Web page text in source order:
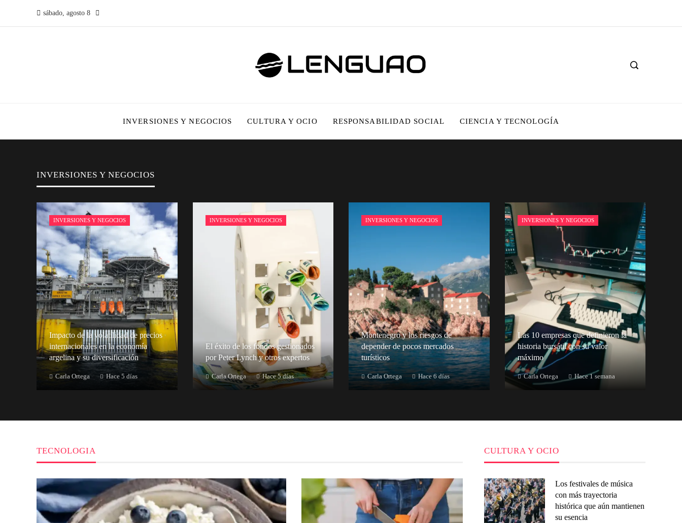
sábado, agosto 8
INVERSIONES Y NEGOCIOS CULTURA Y OCIO RESPONSABILIDAD SOCIAL CIENCIA Y TECNOLOGÍA
INVERSIONES Y NEGOCIOS
INVERSIONES Y NEGOCIOS
Impacto de la volatilidad de precios
internacionales en la economía
argelina y su diversificación
Carla Ortega Hace 5 días
INVERSIONES Y NEGOCIOS
El éxito de los fondos gestionados
por Peter Lynch y otros expertos
Carla Ortega Hace 5 días
INVERSIONES Y NEGOCIOS
Montenegro y los riesgos de
depender de pocos mercados
turísticos
Carla Ortega Hace 6 días
INVERSIONES Y NEGOCIOS
Las 10 empresas que definieron la
historia bursátil con su valor
máximo
Carla Ortega Hace 1 semana
TECNOLOGIA CULTURA Y OCIO
Los festivales de música
con más trayectoria
histórica que aún mantienen
su esencia